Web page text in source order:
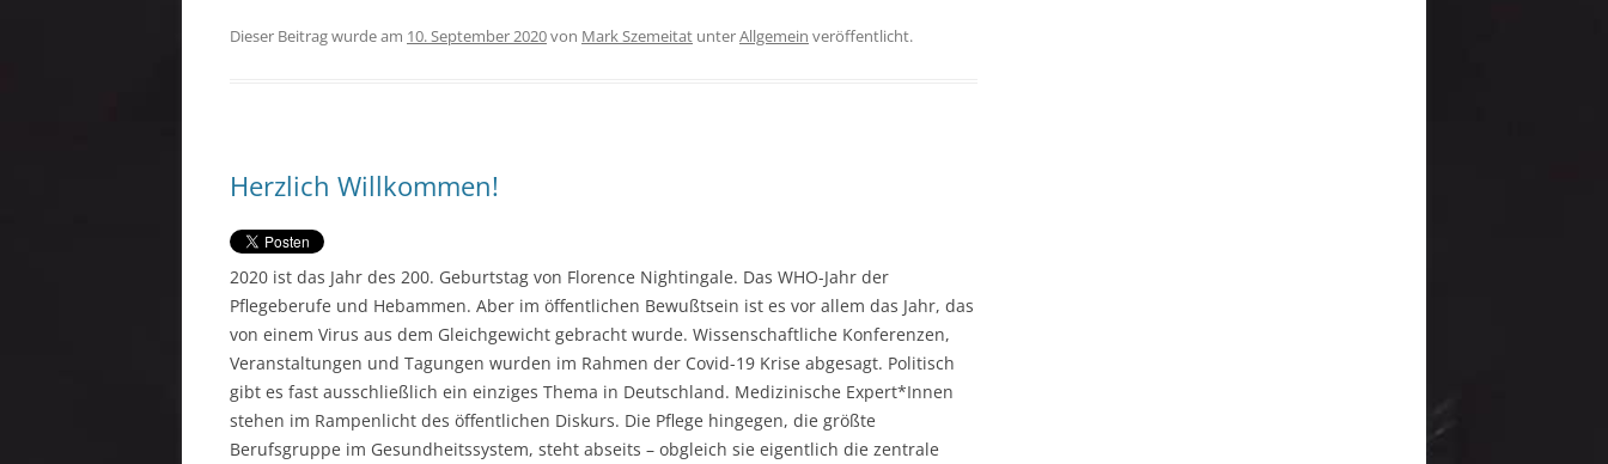
Dieser Beitrag wurde am 10. September 2020von Mark Szemeitat unterAllgemein veröffentlicht.
Herzlich Willkommen!
2020 ist das Jahr des 200. Geburtstag von Florence Nightingale. Das WHO-Jahr der
Pflegeberufe und Hebammen. Aber im öffentlichen Bewußtsein ist es vor allem das Jahr, das
von einem Virus aus dem Gleichgewicht gebracht wurde. Wissenschaftliche Konferenzen,
Veranstaltungen und Tagungen wurden im Rahmen der Covid-19 Krise abgesagt. Politisch
gibt es fast ausschließlich ein einziges Thema in Deutschland. Medizinische Expert*Innen
stehen im Rampenlicht des öffentlichen Diskurs. Die Pflege hingegen, die größte
Berufsgruppe im Gesundheitssystem, steht abseits – obgleich sie eigentlich die zentrale